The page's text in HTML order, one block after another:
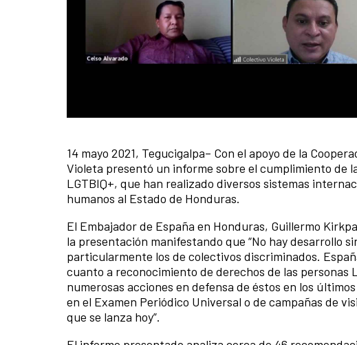
News content
14 mayo 2021, Tegucigalpa– Con el apoyo de la
Violeta presentó un informe sobre el cumplimiento de
LGTBIQ+, que han realizado diversos sistemas
humanos al Estado de Honduras.
El Embajador de España en Honduras, Guillermo
la presentación manifestando que “No hay desarrollo
particularmente los de colectivos discriminados.
cuanto a reconocimiento de derechos de las personas
numerosas acciones en defensa de éstos en los
en el Examen Periódico Universal o de campañas de
que se lanza hoy”.